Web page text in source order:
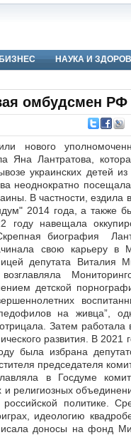
НАУКА И
омбудсмен РФ
нового
Яна Лантратова,
украинских детей из
неоднократно
В частности, ездила
2014 года, а также
году навещала
биография
свою карьеру в
депутата Виталия
детской
на живца”,
Затем работала
развития. В 2021
была избрана
председателя
в Госдуме
и религиозных
политике.
идеологию
доносы на фонд